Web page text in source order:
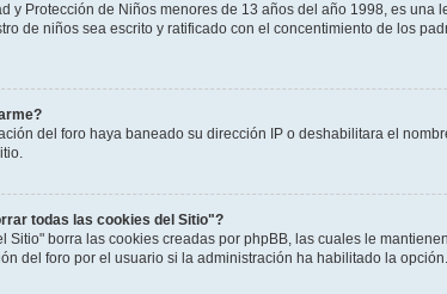
y Protección de Niños menores de 13 años del año 1998, es
de niños sea escrito y ratificado con el concentimiento de los
del foro haya baneado su dirección IP o deshabilitara el
todas las cookies del Sitio"?
Sitio" borra las cookies creadas por phpBB, las cuales le
del foro por el usuario si la administración ha habilitado la